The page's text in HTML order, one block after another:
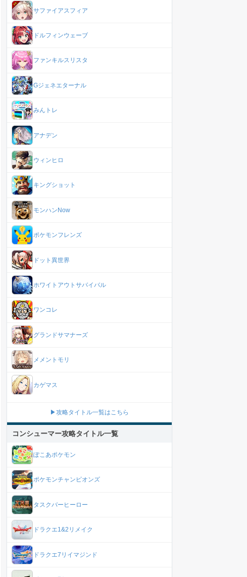
サファイアスフィア
ドルフィンウェーブ
ファンキルスリスタ
Gジェネエターナル
みんトレ
アナデン
ウィンヒロ
キングショット
モンハンNow
ポケモンフレンズ
ドット異世界
ホワイトアウトサバイバル
ワンコレ
グランドサマナーズ
メメントモリ
カゲマス
▶攻略タイトル一覧はこちら
コンシューマー攻略タイトル一覧
ぽこあポケモン
ポケモンチャンピオンズ
タスクバーヒーロー
ドラクエ1&2リメイク
ドラクエ7リイマジンド